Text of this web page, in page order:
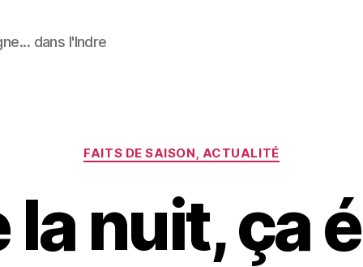
dans l'Indre
Catégories
FAITS DE SAISON, ACTUALITÉ
nuit, ça